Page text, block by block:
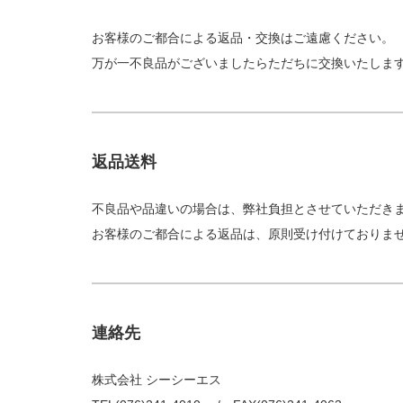
お客様のご都合による返品・交換はご遠慮ください。
万が一不良品がございましたらただちに交換いたします
返品送料
不良品や品違いの場合は、弊社負担とさせていただきま
お客様のご都合による返品は、原則受け付けておりませ
連絡先
株式会社 シーシーエス